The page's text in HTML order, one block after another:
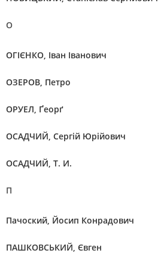
О
ОГІЄНКО, Іван Іванович
ОЗЕРОВ, Петро
ОРУЕЛ, Ґеорґ
ОСАДЧИЙ, Сергій Юрійович
ОСАДЧИЙ, Т. И.
П
Пачоский, Йосип Конрадович
ПАШКОВСЬКИЙ, Євген